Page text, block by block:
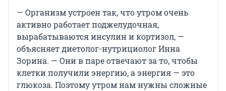
— Организм устроен так, что утром очень
активно работает поджелудочная,
вырабатываются инсулин и кортизол, —
объясняет диетолог-нутрициолог Инна
Зорина. — Они в паре отвечают за то, чтобы
клетки получили энергию, а энергия — это
глюкоза. Поэтому утром нам нужны сложные